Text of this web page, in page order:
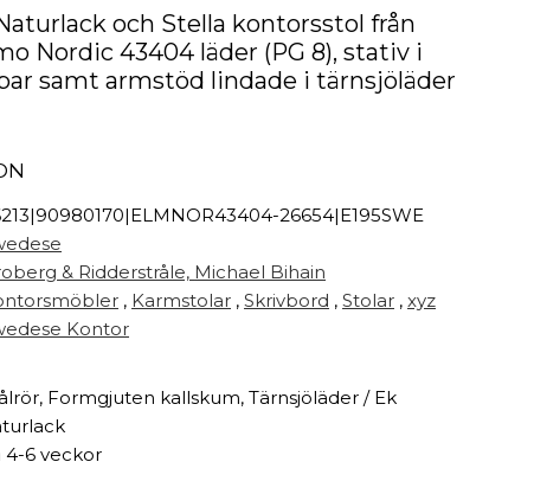
Möbelvård
Smycken
och Stella kontorsstol från
Nordic 43404 läder (PG 8), stativ i
samt armstöd lindade i tärnsjöläder
26654|E195SWE
& Ridderstråle, Michael Bihain
, Karmstolar ,Skrivbord ,Stolar ,xyz
Kontor
Formgjuten kallskum, Tärnsjöläder / Ek
4-6 veckor